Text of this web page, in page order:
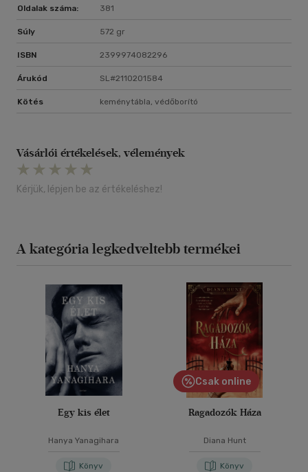
Oldalak száma: 381
Súly 572 gr
ISBN 2399974082296
Árukód SL#2110201584
Kötés keménytábla, védőborító
Vásárlói értékelések, vélemények
Kérjük, lépjen be az értékeléshez!
A kategória legkedveltebb termékei
Egy kis élet
Hanya Yanagihara
Könyv
Csak online
Ragadozók Háza
Diana Hunt
Könyv